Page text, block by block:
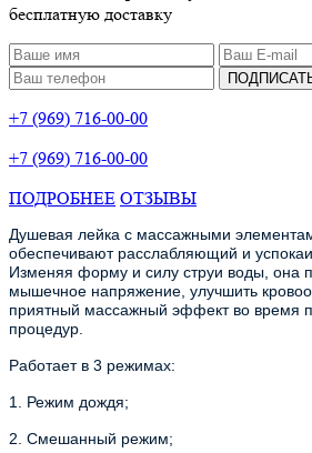
бесплатную доставку
+7 (969) 716-00-00
+7 (969) 716-00-00
ПОДРОБНЕЕ ОТЗЫВЫ
Душевая лейка с массажными
обеспечивают расслабляющий и
Изменяя форму и силу струи воды, она
мышечное напряжение, улучшить
приятный массажный эффект во время
процедур.
Работает в 3 режимах:
1. Режим дождя;
2. Смешанный режим;